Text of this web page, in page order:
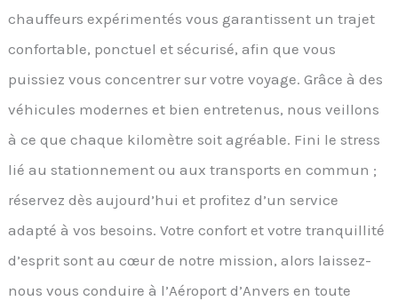
chauffeurs expérimentés vous garantissent un trajet
confortable, ponctuel et sécurisé, afin que vous
puissiez vous concentrer sur votre voyage. Grâce à des
véhicules modernes et bien entretenus, nous veillons
à ce que chaque kilomètre soit agréable. Fini le stress
lié au stationnement ou aux transports en commun ;
réservez dès aujourd’hui et profitez d’un service
adapté à vos besoins. Votre confort et votre tranquillité
d’esprit sont au cœur de notre mission, alors laissez-
nous vous conduire à l’Aéroport d’Anvers en toute